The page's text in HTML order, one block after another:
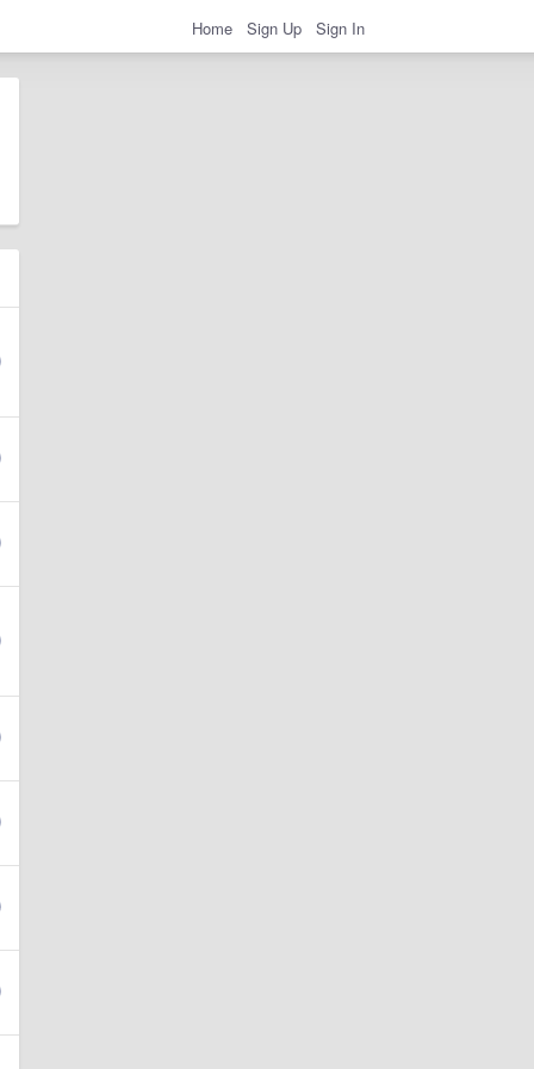
Home Sign Up Sign In